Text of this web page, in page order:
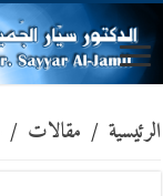
الرئيسية / مقالات /